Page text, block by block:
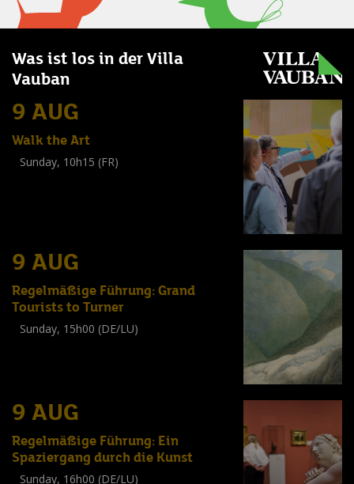
Was ist los in der Villa
Vauban
9 AUG
Walk the Art
Sunday, 10h15 (FR)
9 AUG
Regelmäßige Führung: Grand
Tourists to Turner
Sunday, 15h00 (DE/LU)
9 AUG
Regelmäßige Führung: Ein
Spaziergang durch die Kunst
Sunday, 16h00 (DE/LU)